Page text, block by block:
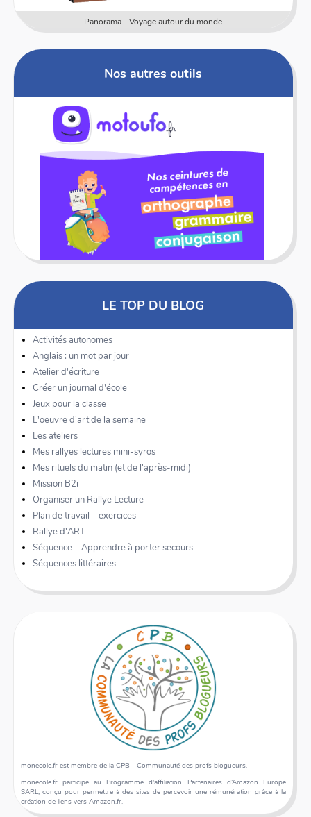
Numericards - Mesure
Nos autres outils
LE TOP DU BLOG
Activités autonomes
Anglais : un mot par jour
Atelier d'écriture
Créer un journal d'école
Jeux pour la classe
L'oeuvre d'art de la semaine
Les ateliers
Mes rallyes lectures mini-syros
Mes rituels du matin (et de l'après-midi)
Mission B2i
Organiser un Rallye Lecture
Plan de travail – exercices
Rallye d'ART
Séquence – Apprendre à porter secours
Séquences littéraires
monecole.fr est membre de la CPB - Communauté des profs blogueurs.
monecole.fr participe au Programme d'affiliation Partenaires d’Amazon Europe
SARL, conçu pour permettre à des sites de percevoir une rémunération grâce à la
création de liens vers Amazon.fr.